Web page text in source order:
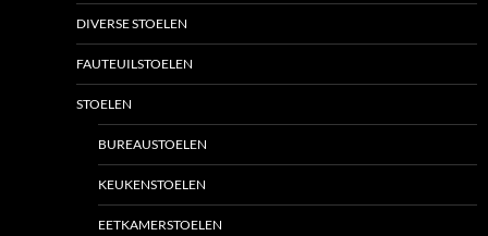
DIVERSE STOELEN
FAUTEUILSTOELEN
STOELEN
BUREAUSTOELEN
KEUKENSTOELEN
EETKAMERSTOELEN